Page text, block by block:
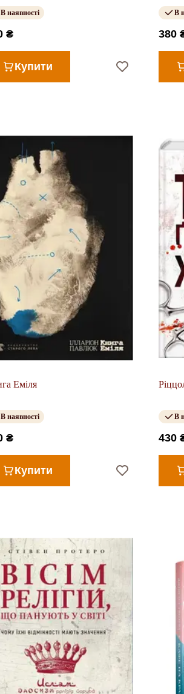
В наявності
₴
Купити
В
380
Еміля
В наявності
₴
Купити
В
430